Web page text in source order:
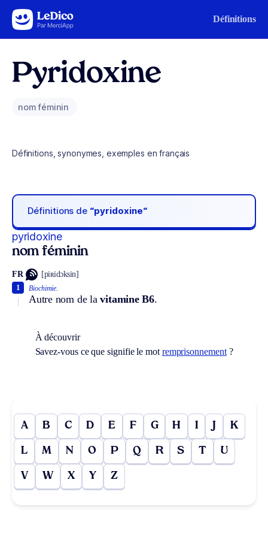
Aller au contenu Définitions
Pyridoxine
nom féminin
Définitions, synonymes, exemples en français
Définitions de “pyridoxine“
pyridoxine
nom féminin
FR [piʀidɔksin]
Biochimie.
Autre nom de lavitamine B6.
1
À découvrir
Savez-vous ce que signifie le mot remprisonnement?
A B C D E F G H I J K
L M N O P Q R S T U
V W X Y Z